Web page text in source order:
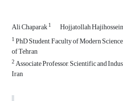
Ali Chaparak1 Hojjatollah
1PhD Student, Faculty of Modern
of Tehran
2Associate Professor, Scientific and
Iran